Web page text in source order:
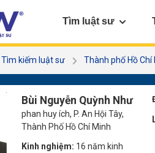
Tìm luật sư
Tìm kiếm luật sư Thành phố Hồ Chí
Bùi Nguyễn Quỳnh Như
phan huy ích, P. An Hội Tây,
Thành Phố Hồ Chí Minh
Kinh nghiệm: 16 năm kinh